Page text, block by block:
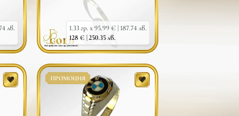
лв.
1.33 гр. x 95.99 € | 187.74 лв.
128 € |250.35 лв.
ПРОМОЦИЯ